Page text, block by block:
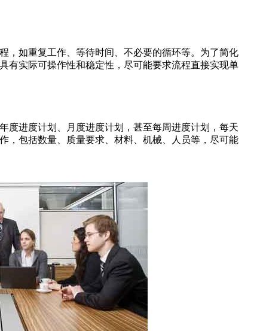
，如重复工作、等待时间、不必要的循环等。为了简化
有实际可操作性和稳定性，尽可能要求流程直接实现单
度进度计划、月度进度计划，甚至每周进度计划，每天
，包括数量、质量要求、材料、机械、人员等，尽可能